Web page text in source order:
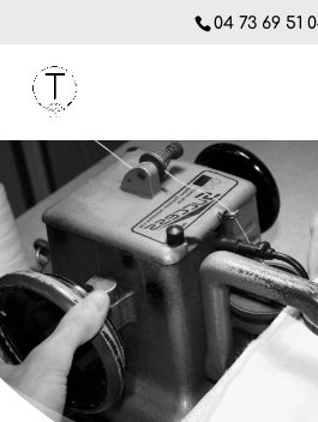
04 73 69 51